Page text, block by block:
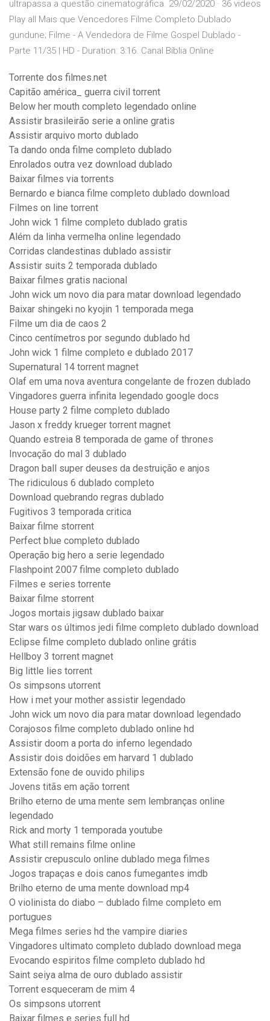
ultrapassa a questão cinematográfica. 29/02/2020 · 36 videos
Play all Mais que Vencedores Filme Completo Dublado
gundune; Filme - A Vendedora de Filme Gospel Dublado -
Parte 11/35 | HD - Duration: 3:16. Canal Bíblia Online
Torrente dos filmes.net
Capitão américa_ guerra civil torrent
Below her mouth completo legendado online
Assistir brasileirão serie a online gratis
Assistir arquivo morto dublado
Ta dando onda filme completo dublado
Enrolados outra vez download dublado
Baixar filmes via torrents
Bernardo e bianca filme completo dublado download
Filmes on line torrent
John wick 1 filme completo dublado gratis
Além da linha vermelha online legendado
Corridas clandestinas dublado assistir
Assistir suits 2 temporada dublado
Baixar filmes gratis nacional
John wick um novo dia para matar download legendado
Baixar shingeki no kyojin 1 temporada mega
Filme um dia de caos 2
Cinco centímetros por segundo dublado hd
John wick 1 filme completo e dublado 2017
Supernatural 14 torrent magnet
Olaf em uma nova aventura congelante de frozen dublado
Vingadores guerra infinita legendado google docs
House party 2 filme completo dublado
Jason x freddy krueger torrent magnet
Quando estreia 8 temporada de game of thrones
Invocação do mal 3 dublado
Dragon ball super deuses da destruição e anjos
The ridiculous 6 dublado completo
Download quebrando regras dublado
Fugitivos 3 temporada critica
Baixar filme storrent
Perfect blue completo dublado
Operação big hero a serie legendado
Flashpoint 2007 filme completo dublado
Filmes e series torrente
Baixar filme storrent
Jogos mortais jigsaw dublado baixar
Star wars os últimos jedi filme completo dublado download
Eclipse filme completo dublado online grátis
Hellboy 3 torrent magnet
Big little lies torrent
Os simpsons utorrent
How i met your mother assistir legendado
John wick um novo dia para matar download legendado
Corajosos filme completo dublado online hd
Assistir doom a porta do inferno legendado
Assistir dois doidões em harvard 1 dublado
Extensão fone de ouvido philips
Jovens titãs em ação torrent
Brilho eterno de uma mente sem lembranças online
legendado
Rick and morty 1 temporada youtube
What still remains filme online
Assistir crepusculo online dublado mega filmes
Jogos trapaças e dois canos fumegantes imdb
Brilho eterno de uma mente download mp4
O violinista do diabo – dublado filme completo em
portugues
Mega filmes series hd the vampire diaries
Vingadores ultimato completo dublado download mega
Evocando espiritos filme completo dublado hd
Saint seiya alma de ouro dublado assistir
Torrent esqueceram de mim 4
Os simpsons utorrent
Baixar filmes e series full hd